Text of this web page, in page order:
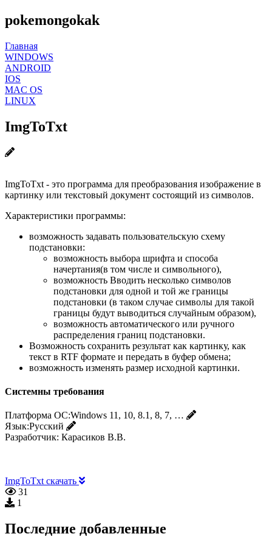
pokemongokak
Главная
WINDOWS
ANDROID
IOS
MAC OS
LINUX
ImgToTxt
ImgToTxt - это программа для преобразования изображение в
картинку или текстовый документ состоящий из символов.
Характеристики программы:
возможность задавать пользовательскую схему
подстановки:
возможность выбора шрифта и способа
начертания(в том числе и символьного),
возможность Вводить несколько символов
подстановки для одной и той же границы
подстановки (в таком случае символы для такой
границы будут выводиться случайным образом),
возможность автоматического или ручного
распределения границ подстановки.
Возможность сохранить результат как картинку, как
текст в RTF формате и передать в буфер обмена;
возможность изменять размер исходной картинки.
Системны требования
Платформа ОС:Windows 11, 10, 8.1, 8, 7, …
Язык:Русский
Разработчик: Карасиков В.В.
ImgToTxt скачать
31
1
Последние добавленные